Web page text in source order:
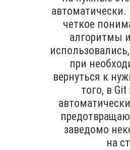
автоматически.
четкое
алгоритмы
при
вернуться к
того, в
заведомо
на